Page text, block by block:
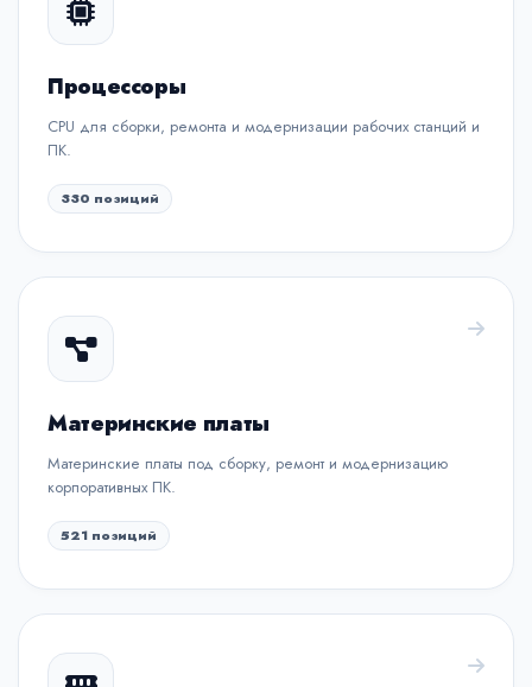
Процессоры
CPU для сборки, ремонта и модернизации рабочих станций и
ПК.
330 позиций
Материнские платы
Материнские платы под сборку, ремонт и модернизацию
корпоративных ПК.
521 позиций